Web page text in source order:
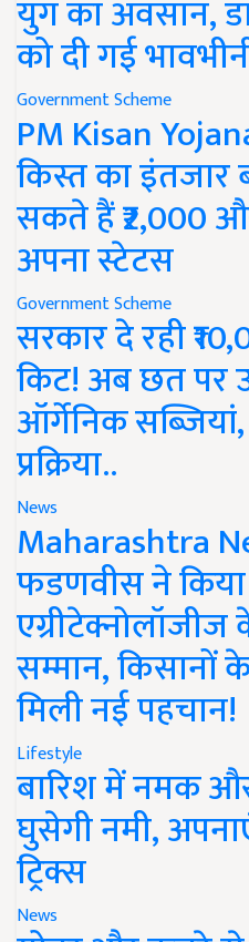
युग का अवसान,
को दी गई
Government Scheme
PM Kisan
किस्त का
सकते हैं ₹2,000
अपना स्टेटस
Government Scheme
सरकार दे रही
किट! अब छत पर
ऑर्गेनिक
प्रक्रिया..
News
Maharashtra
फडणवीस ने किया
सम्मान, किसानों
मिली नई पहचान!
Lifestyle
बारिश में नमक
घुसेगी नमी,
ट्रिक्स
News